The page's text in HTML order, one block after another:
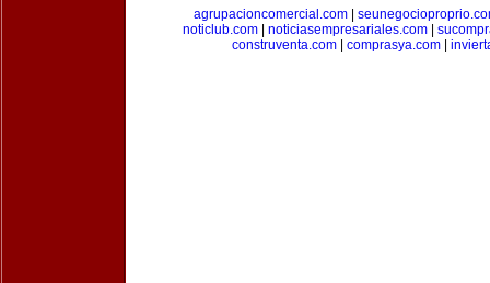
agrupacioncomercial.com
noticlub.com| noticiasempresariales.com|
construventa.com| comprasya.com|